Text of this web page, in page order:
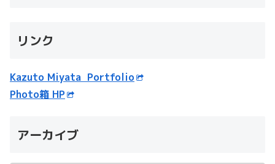
リンク
Kazuto Miyata Portfolio
Photo箱 HP
アーカイブ